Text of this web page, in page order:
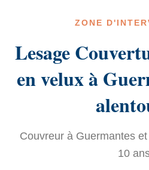
ZONE
Lesage
en velux à
Couvreur à Guermantes
10